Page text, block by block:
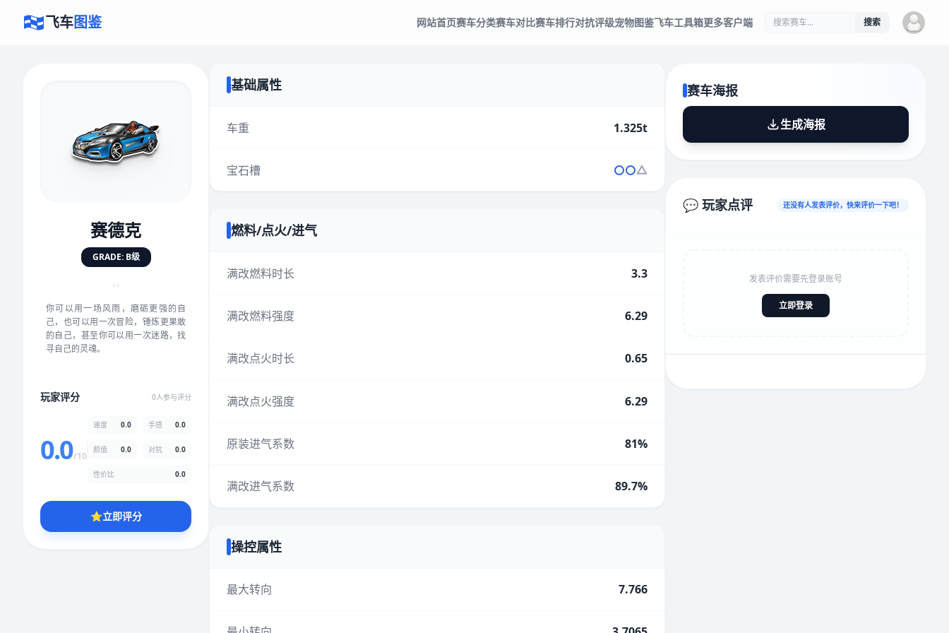
飞车图鉴 网站首页赛车分类赛车对比赛车排行对抗评级宠物图鉴飞车工具箱更多客户端 搜索
赛德克
GRADE: B级
“
你可以用一场风雨，磨砺更强的自
己，也可以用一次冒险，锤炼更果敢
的自己，甚至你可以用一次迷路，找
寻自己的灵魂。
玩家评分 0人参与评分
0.0/10
速度 0.0 手感 0.0
颜值 0.0 对抗 0.0
性价比 0.0
⭐立即评分
基础属性
车重 1.325t
宝石槽
燃料/点火/进气
满改燃料时长 3.3
满改燃料强度 6.29
满改点火时长 0.65
满改点火强度 6.29
原装进气系数 81%
满改进气系数 89.7%
操控属性
最大转向 7.766
赛车海报
生成海报
💬 玩家点评 还没有人发表评价，快来评价一下吧！
发表评价需要先登录账号
立即登录
评价赛车
5.0分
对抗
★★★★★★
手感 5.0分
★★★★★★★ ★★
★★★★
性价比 5.0分
★★★ ★★
* 综合评分为玩家评分结果，速度占比0%，手感占比0%，对抗占比
0%，性价比占比0%，颜值占比0%